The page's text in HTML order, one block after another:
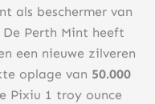
als beschermer van
De Perth Mint heeft
een nieuwe zilveren
oplage van 50.000
Pixiu 1 troy ounce